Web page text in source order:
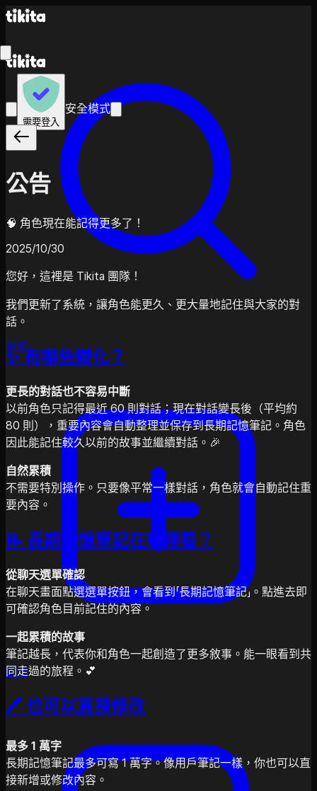
探索
創作
需要登入
安全模式
公告
🧠 角色現在能記得更多了！
2025/10/30
您好，這裡是 Tikita 團隊！
我們更新了系統，讓角色能更久、更大量地記住與大家的對
話。
✨ 有哪些變化？
更長的對話也不容易中斷
以前角色只記得最近 60 則對話；現在對話變長後（平均約
80 則），重要內容會自動整理並保存到長期記憶筆記。角色
因此能記住較久以前的故事並繼續對話。🎉
自然累積
不需要特別操作。只要像平常一樣對話，角色就會自動記住重
要內容。
📝 長期記憶筆記在哪裡看？
從聊天選單確認
在聊天畫面點選選單按鈕，會看到「長期記憶筆記」。點進去即
可確認角色目前記住的內容。
一起累積的故事
筆記越長，代表你和角色一起創造了更多敘事。能一眼看到共
同走過的旅程。💕
🖊️ 也可以直接修改
最多 1 萬字
長期記憶筆記最多可寫 1 萬字。像用戶筆記一樣，你也可以直
接新增或修改內容。